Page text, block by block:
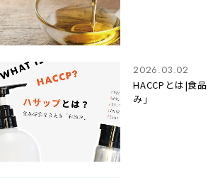
2026.03.02
HACCPとは|食
み」